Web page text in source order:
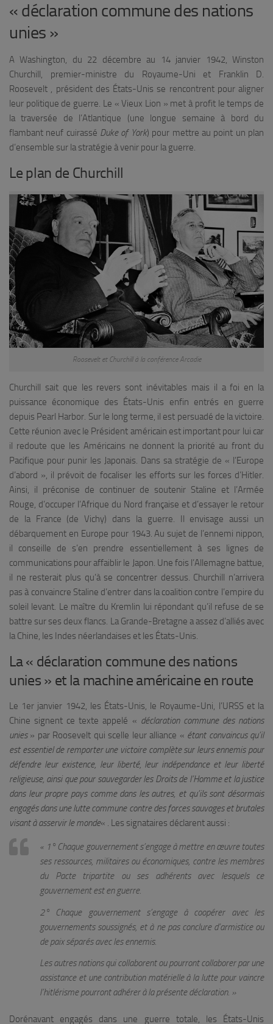
« déclaration commune des nations
unies »
A Washington, du 22 décembre au 14 janvier 1942, Winston
Churchill, premier-ministre du Royaume-Uni et Franklin D.
Roosevelt , président des États-Unis se rencontrent pour aligner
leur politique de guerre. Le « Vieux Lion » met à profit le temps de
la traversée de l’Atlantique (une longue semaine à bord du
flambant neuf cuirassé Duke of York) pour mettre au point un plan
d’ensemble sur la stratégie à venir pour la guerre.
Le plan de Churchill
Roosevelt et Churchill à la conférence Arcadie
Churchill sait que les revers sont inévitables mais il a foi en la
puissance économique des États-Unis enfin entrés en guerre
depuis Pearl Harbor. Sur le long terme, il est persuadé de la victoire.
Cette réunion avec le Président américain est important pour lui car
il redoute que les Américains ne donnent la priorité au front du
Pacifique pour punir les Japonais. Dans sa stratégie de « l’Europe
d’abord », il prévoit de focaliser les efforts sur les forces d’Hitler.
Ainsi, il préconise de continuer de soutenir Staline et l’Armée
Rouge, d’occuper l’Afrique du Nord française et d’essayer le retour
de la France (de Vichy) dans la guerre. Il envisage aussi un
débarquement en Europe pour 1943. Au sujet de l’ennemi nippon,
il conseille de s’en prendre essentiellement à ses lignes de
communications pour affaiblir le Japon. Une fois l’Allemagne battue,
il ne resterait plus qu’à se concentrer dessus. Churchill n’arrivera
pas à convaincre Staline d’entrer dans la coalition contre l’empire du
soleil levant. Le maître du Kremlin lui répondant qu’il refuse de se
battre sur ses deux flancs. La Grande-Bretagne a assez d’alliés avec
la Chine, les Indes néerlandaises et les États-Unis.
La « déclaration commune des nations
unies » et la machine américaine en route
Le 1er janvier 1942, les États-Unis, le Royaume-Uni, l’URSS et la
Chine signent ce texte appelé « déclaration commune des nations
unies» par Roosevelt qui scelle leur alliance « étant convaincus qu’il
est essentiel de remporter une victoire complète sur leurs ennemis pour
défendre leur existence, leur liberté, leur indépendance et leur liberté
religieuse, ainsi que pour sauvegarder les Droits de l’Homme et la justice
dans leur propre pays comme dans les autres, et qu’ils sont désormais
engagés dans une lutte commune contre des forces sauvages et brutales
visant à asservir le monde« . Les signataires déclarent aussi :
« 1° Chaque gouvernement s’engage à mettre en œuvre toutes
ses ressources, militaires ou économiques, contre les membres
du Pacte tripartite ou ses adhérents avec lesquels ce
gouvernement est en guerre.
2° Chaque gouvernement s’engage à coopérer avec les
gouvernements soussignés, et à ne pas conclure d’armistice ou
de paix séparés avec les ennemis.
Les autres nations qui collaborent ou pourront collaborer par une
assistance et une contribution matérielle à la lutte pour vaincre
l’hitlérisme pourront adhérer à la présente déclaration. »
Dorénavant engagés dans une guerre totale, les États-Unis